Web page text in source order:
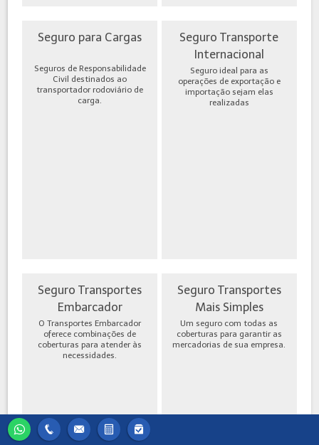
Seguro para Cargas
Seguros de Responsabilidade
Civil destinados ao
transportador rodoviário de
carga.
Seguro Transporte
Internacional
Seguro ideal para as
operações de exportação e
importação sejam elas
realizadas
Seguro Transportes
Embarcador
O Transportes Embarcador
oferece combinações de
coberturas para atender às
necessidades.
Seguro Transportes
Mais Simples
Um seguro com todas as
coberturas para garantir as
mercadorias de sua empresa.